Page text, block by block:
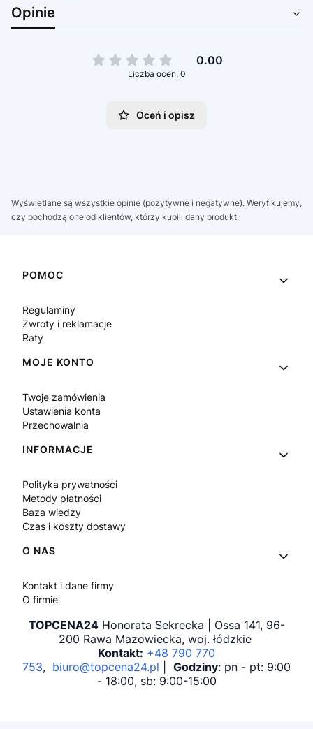
Opinie
0.00
Liczba ocen: 0
Oceń i opisz
Wyświetlane są wszystkie opinie (pozytywne i negatywne). Weryfikujemy,
czy pochodzą one od klientów, którzy kupili dany produkt.
Linki w stopce
POMOC
Regulaminy
Zwroty i reklamacje
Raty
MOJE KONTO
Twoje zamówienia
Ustawienia konta
Przechowalnia
INFORMACJE
Polityka prywatności
Metody płatności
Baza wiedzy
Czas i koszty dostawy
O NAS
Kontakt i dane firmy
O firmie
TOPCENA24Honorata Sekrecka | Ossa 141, 96-
200 Rawa Mazowiecka, woj. łódzkie
Kontakt: +48 790 770
753, biuro@topcena24.pl Godziny: pn - pt: 9:00
- 18:00, sb: 9:00-15:00